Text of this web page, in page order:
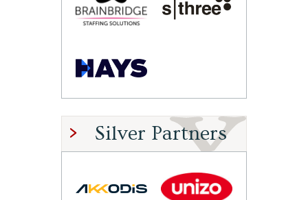
Silver Partners